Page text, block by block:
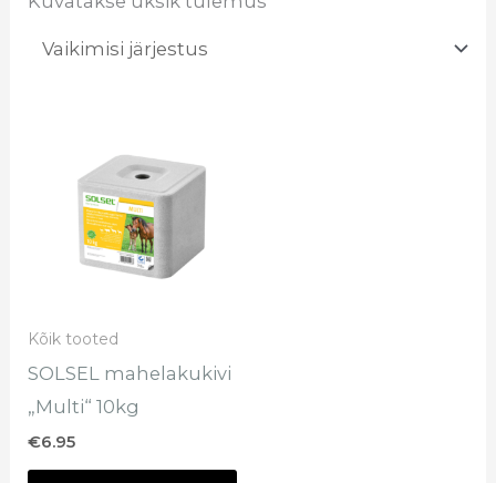
Kõik tooted
SOLSEL mahelakukivi
„Multi“ 10kg
€6.95